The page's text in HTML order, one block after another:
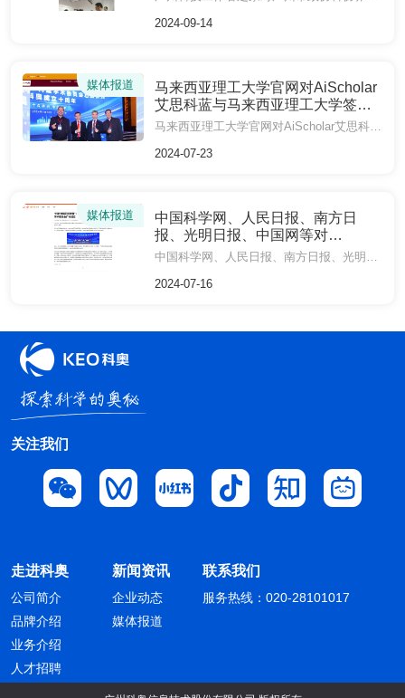
2024-09-14
媒体报道
马来西亚理工大学官网对AiScholar
艾思科蓝与马来西亚理工大学签署
战略合作意向书进行报道
马来西亚理工大学官网对AiScholar艾思科蓝与马来西亚理工大学签署战略合作意向书进行报道
2024-07-23
媒体报道
中国科学网、人民日报、南方日
报、光明日报、中国网等对
AiScholar艾思科蓝学术委员会在广中国科学网、人民日报、南方日报、光明日报、中国网等对AiScholar艾思科蓝学术委员会在广州正式成立进行报道
2024-07-16
关注我们
走进科奥
公司简介
品牌介绍
业务介绍
人才招聘
新闻资讯
企业动态
媒体报道
联系我们
服务热线：020-28101017